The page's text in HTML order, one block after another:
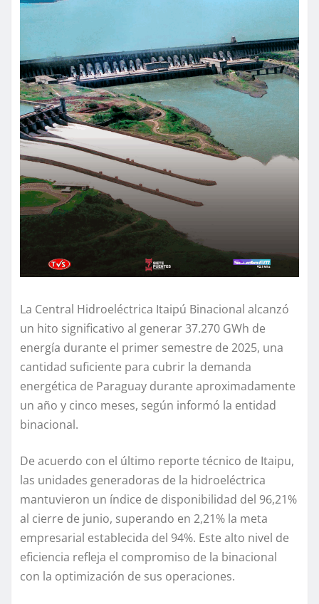
La Central Hidroeléctrica Itaipú Binacional alcanzó
un hito significativo al generar 37.270 GWh de
energía durante el primer semestre de 2025, una
cantidad suficiente para cubrir la demanda
energética de Paraguay durante aproximadamente
un año y cinco meses, según informó la entidad
binacional.
De acuerdo con el último reporte técnico de Itaipu,
las unidades generadoras de la hidroeléctrica
mantuvieron un índice de disponibilidad del 96,21%
al cierre de junio, superando en 2,21% la meta
empresarial establecida del 94%. Este alto nivel de
eficiencia refleja el compromiso de la binacional
con la optimización de sus operaciones.